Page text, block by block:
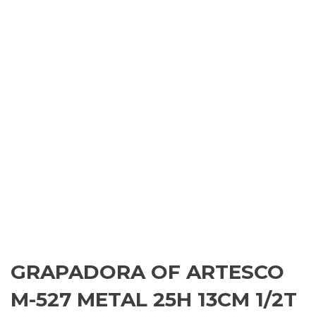
GRAPADORA OF ARTESCO
M-527 METAL 25H 13CM 1/2T